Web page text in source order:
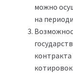
можно
на